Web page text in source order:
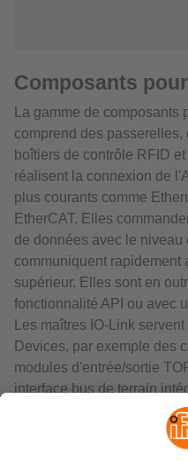
Composants
La gamme de composants
comprend des passerelles,
boîtiers de contrôle RFID
réalisent la connexion de
plus courants comme
EtherCAT. Elles
de données avec le niveau
communiquent rapidement
supérieur. Elles sont en
fonctionnalité API ou avec
Les maîtres IO-Link
Devices, par exemple des
modules d'entrée/sortie
interface bus de terrain
versions pour une
Les boîtiers de contrôle